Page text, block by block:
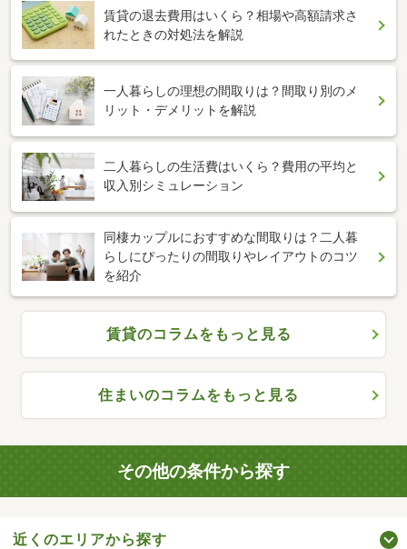
賃貸の退去費用はいくら？相場や高額請求さ
れたときの対処法を解説
一人暮らしの理想の間取りは？間取り別のメ
リット・デメリットを解説
二人暮らしの生活費はいくら？費用の平均と
収入別シミュレーション
同棲カップルにおすすめな間取りは？二人暮
らしにぴったりの間取りやレイアウトのコツ
を紹介
賃貸のコラムをもっと見る
住まいのコラムをもっと見る
その他の条件から探す
近くのエリアから探す